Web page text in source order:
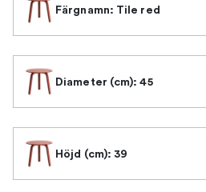
Färgnamn: Tile red
Diameter (cm): 45
Höjd (cm): 39